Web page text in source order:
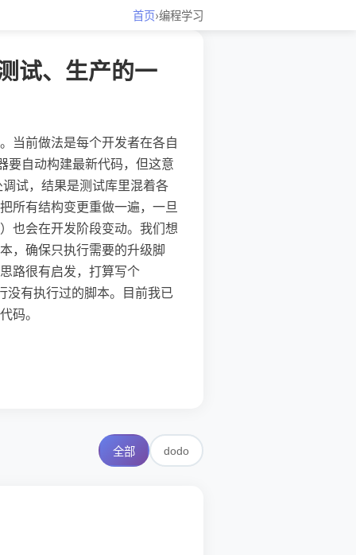
首页›编程学习
试、生产的一
当前做法是每个开发者在各自
要自动构建最新代码，但这意
试，结果是测试库里混着各
所有结构变更重做一遍，一旦
也会在开发阶段变动。我们想
，确保只执行需要的升级脚
路很有启发，打算写个
没有执行过的脚本。目前我已
码。
全部 dodo